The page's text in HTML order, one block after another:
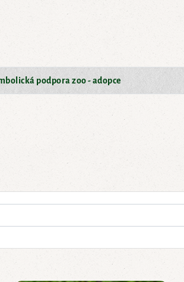
podpora zoo - adopce